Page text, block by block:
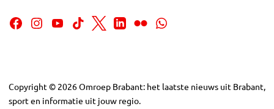
Copyright © 2026Omroep Brabant: het laatste nieuws uit Brabant,
sport en informatie uit jouw regio.